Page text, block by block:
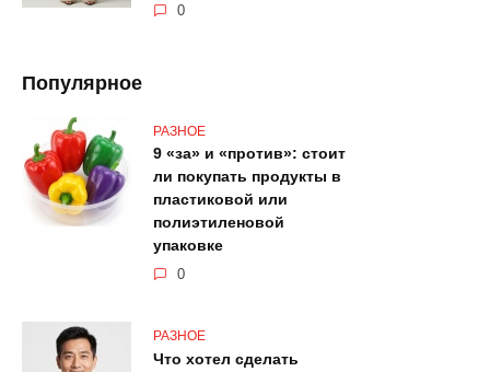
0
Популярное
РАЗНОЕ
9 «за» и «против»: стоит
ли покупать продукты в
пластиковой или
полиэтиленовой
упаковке
0
РАЗНОЕ
Что хотел сделать